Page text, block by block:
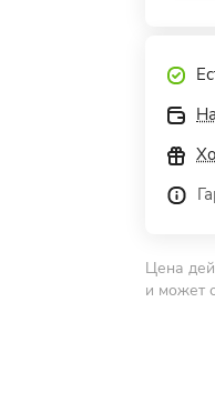
Цена
и может